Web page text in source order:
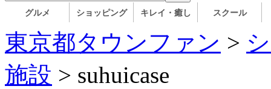
グルメ ショッピング キレイ・癒し スクール
東京都タウンファン >
施設 > suhuicase